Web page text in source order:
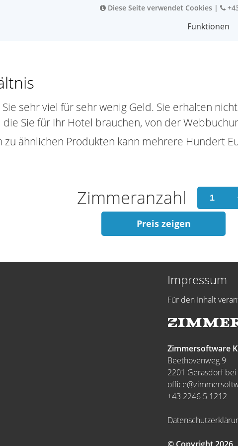
Diese Seite verwendet Cookies |
Funktionen
sehr viel für sehr wenig Geld. Sie erhalten
Sie für Ihr Hotel brauchen, von der
zu ähnlichen Produkten kann mehrere Hundert
Zimmeranzahl
Preis zeigen
Impressum
Für den Inhalt
Zimmersoftware
Beethovenweg 9
2201 Gerasdorf bei
+43 2246 5 1212